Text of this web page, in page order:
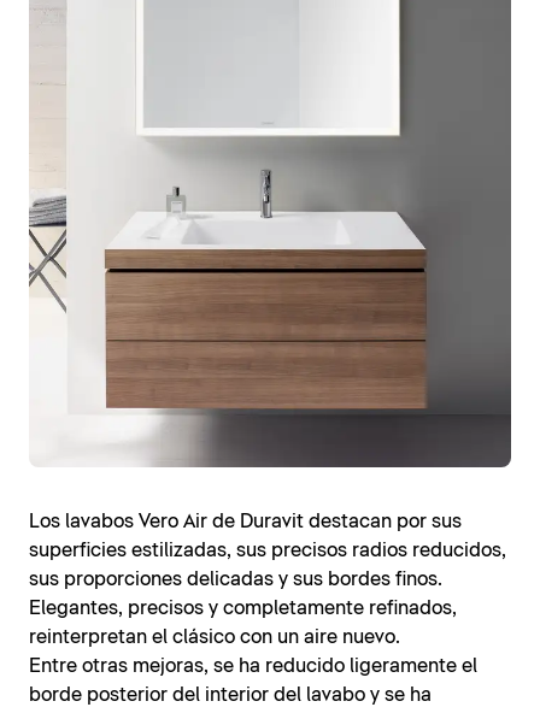
Los lavabos Vero Air de Duravit destacan por sus
superficies estilizadas, sus precisos radios reducidos,
sus proporciones delicadas y sus bordes finos.
Elegantes, precisos y completamente refinados,
reinterpretan el clásico con un aire nuevo.
Entre otras mejoras, se ha reducido ligeramente el
borde posterior del interior del lavabo y se ha